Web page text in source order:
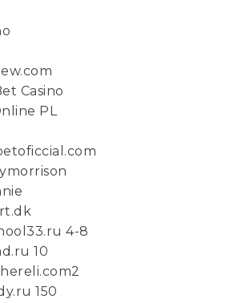
Casino
PL
4-8
10
150